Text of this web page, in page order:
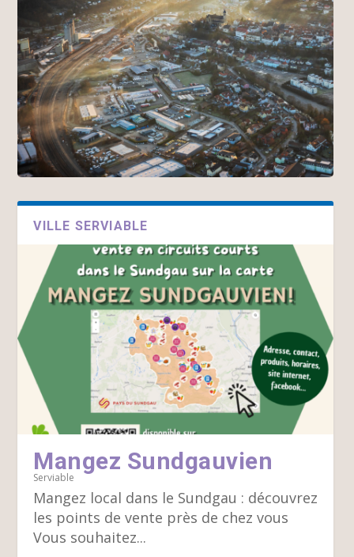
VILLE SERVIABLE
Mangez Sundgauvien
Serviable
Mangez local dans le Sundgau : découvrez
les points de vente près de chez vous
Vous souhaitez...